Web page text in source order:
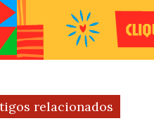
relacionados